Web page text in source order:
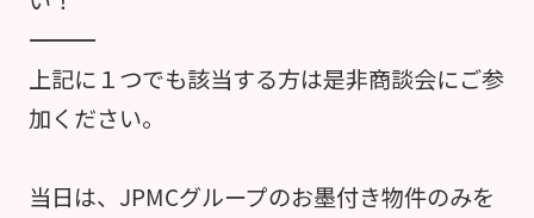
――――――――――――――――――――――――――――――――――
上記に１つでも該当する方は是非商談会にご参
加ください。
当日は、JPMCグループのお墨付き物件のみを